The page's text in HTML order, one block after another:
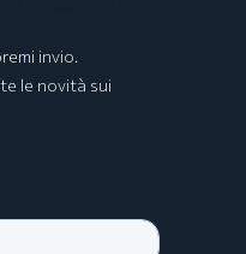
invio.
le novità sui